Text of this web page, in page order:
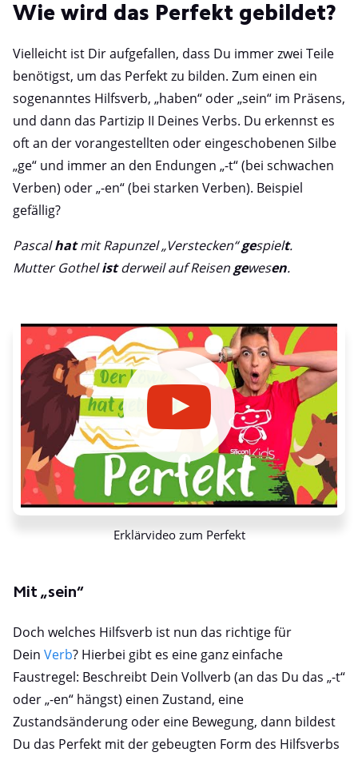
Wie wird das Perfekt gebildet?
Vielleicht ist Dir aufgefallen, dass Du immer zwei Teile
benötigst, um das Perfekt zu bilden. Zum einen ein
sogenanntes Hilfsverb, „haben“ oder „sein“ im Präsens,
und dann das Partizip II Deines Verbs. Du erkennst es
oft an der vorangestellten oder eingeschobenen Silbe
„ge“ und immer an den Endungen „-t“ (bei schwachen
Verben) oder „-en“ (bei starken Verben). Beispiel
gefällig?
Pascalhatmit Rapunzel „Verstecken“gespielt.
Mutter Gothelistderweil auf Reisen gewesen.
Erklärvideo zum Perfekt
Mit „sein“
Doch welches Hilfsverb ist nun das richtige für
Dein Verb? Hierbei gibt es eine ganz einfache
Faustregel: Beschreibt Dein Vollverb (an das Du das „-t“
oder „-en“ hängst) einen Zustand, eine
Zustandsänderung oder eine Bewegung, dann bildest
Du das Perfekt mit der gebeugten Form des Hilfsverbs